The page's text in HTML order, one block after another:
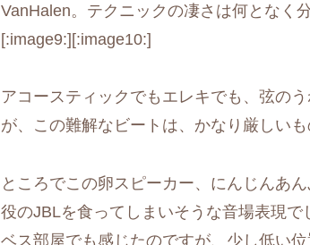
VanHalen。テクニックの凄さは何となく
[:image9:][:image10:]
アコースティックでもエレキでも、弦の
が、この難解なビートは、かなり厳しいも
ところでこの卵スピーカー、にんじんあ
役のJBLを食ってしまいそうな音場表現
ベス部屋でも感じたのですが、少し低い